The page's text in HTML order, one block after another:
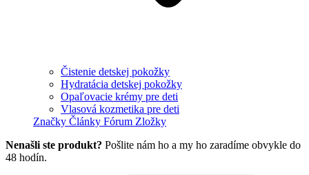
Čistenie detskej pokožky
Hydratácia detskej pokožky
Opaľovacie krémy pre deti
Vlasová kozmetika pre deti
Značky Články Fórum Zložky
Nenašli ste produkt? Pošlite nám ho a my ho zaradíme obvykle do
48 hodín.